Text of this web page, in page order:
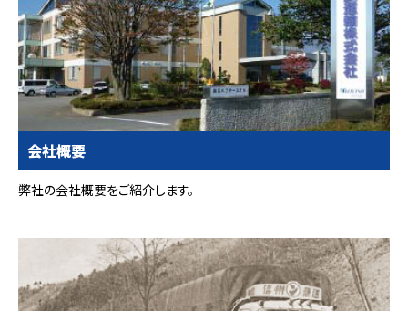
会社概要
弊社の会社概要をご紹介します。